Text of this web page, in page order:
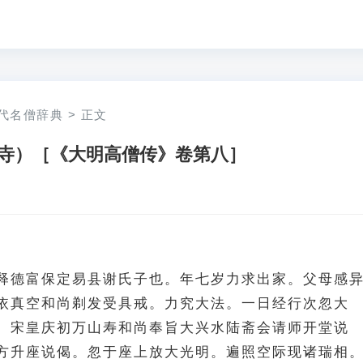
名僧辞典 > 正文
）［《大明高僧传》卷第八］
德富保定易县谢氏子也。年七岁力求出家。父母感
真空和尚剃发受具戒。力究大法。一日经行次忽大
宋皇庆初万山寿和尚奉旨大兴水陆斋会请师开堂说
升座说偈。忽于座上放大光明。遍照空际现诸瑞相